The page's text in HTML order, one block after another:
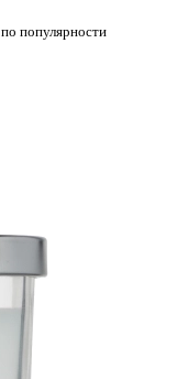
по популярности